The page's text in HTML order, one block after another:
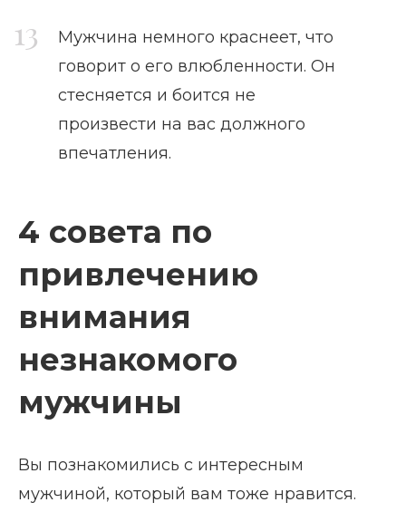
Мужчина немного краснеет, что
говорит о его влюбленности. Он
стесняется и боится не
произвести на вас должного
впечатления.
4 совета по
привлечению
внимания
незнакомого
мужчины
Вы познакомились с интересным
мужчиной, который вам тоже нравится.